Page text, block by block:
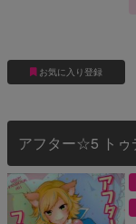
お気に入り登録
アフター☆5 トゥ